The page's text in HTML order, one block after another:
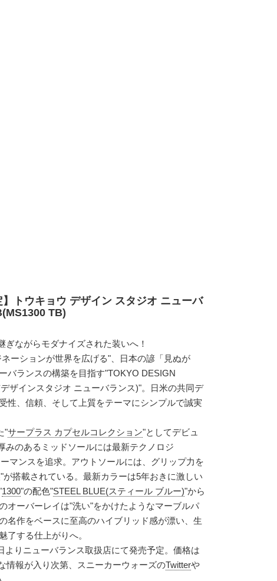
】トウキョウ デザイン スタジオ ニューバ
TB)
ぎながらモダナイズされた装いへ！
ーションが世界を広げる"、日本の諺「見ぬが
バランスの構築を目指す"TOKYO DESIGN
ザインスタジオ ニューバランス)"。日米の共同デ
性、信頼、そして上質をテーマにシンプルで誠実
"サープラス カプセルコレクション"としてデビュ
みのあるミッドソールには最新テクノロジ
マンスを追求。アウトソールには、グリップ力を
搭載されている。最新カラーは5年おきに激しい
1300"の配色"STEEL BLUE(スティール ブルー)"から
オーバーレイは"洗い"をかけたようなマーブルパ
名作をベースに至高のハイブリッド感が漂い、生
了する仕上がりへ。
よりニューバランス取扱店にて発売予定。価格は
情報が入り次第、スニーカーウォーズのTwitterや